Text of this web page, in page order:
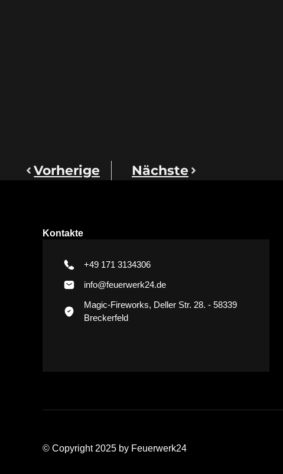
Vorherige Nächste
Kontakte
+49 171 3134306
info@feuerwerk24.de
Magic-Fireworks, Deller Str. 28. - 58339
Breckerfeld
© Copyright 2025 by Feuerwerk24